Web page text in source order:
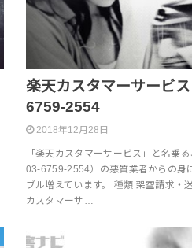
楽天カスタマーサービ
6759-2554
2018年12月28日
「楽天カスタマーサービス」と名乗
03-6759-2554）の悪質業者からの身
ブル増えています。 種類 架空請求・
カスタマーサ…